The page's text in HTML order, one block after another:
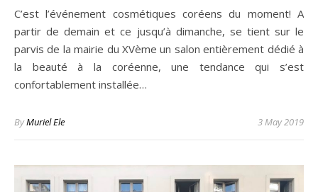
C’est l’événement cosmétiques coréens du moment! A
partir de demain et ce jusqu’à dimanche, se tient sur le
parvis de la mairie du XVème un salon entièrement dédié à
la beauté à la coréenne, une tendance qui s’est
confortablement installée…
ByMuriel Ele 3 May 2019